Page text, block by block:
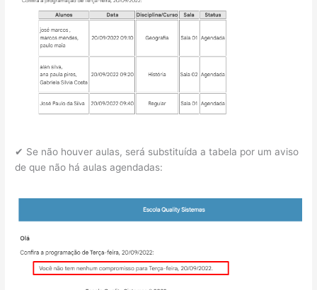
✔ Se não houver aulas, será substituída a tabela por um aviso
de que não há aulas agendadas: